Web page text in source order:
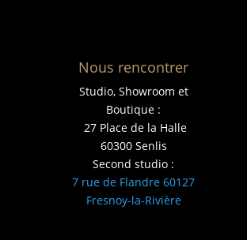
Nous rencontrer
Studio, Showroom et
Boutique :
27 Place de la Halle
60300 Senlis
Second studio :
7 rue de Flandre 60127
Fresnoy-la-Rivière